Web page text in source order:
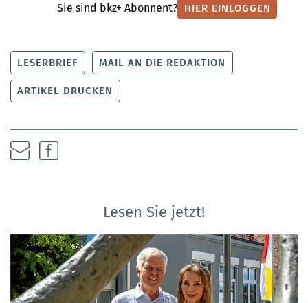
Sie sind bkz+ Abonnent? HIER EINLOGGEN
LESERBRIEF MAIL AN DIE REDAKTION
ARTIKEL DRUCKEN
Lesen Sie jetzt!